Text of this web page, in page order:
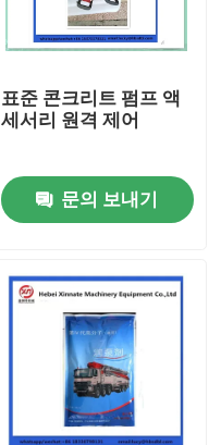
표준 콘크리트 펌프 액
세서리 원격 제어
문의 보내기